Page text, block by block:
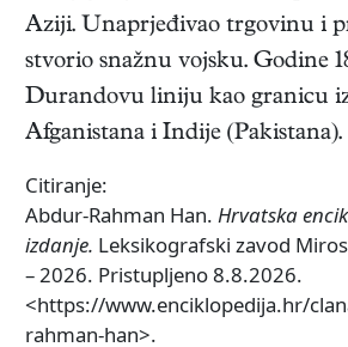
Aziji. Unaprjeđivao trgovinu i
stvorio snažnu vojsku. Godine
Durandovu liniju kao granicu
Afganistana i Indije (Pakistana).
Citiranje:
Abdur-Rahman Han. Hrvatska
izdanje. Leksikografski zavod
– 2026. Pristupljeno 8.8.2026.
<https://www.enciklopedija.hr/
rahman-han>.